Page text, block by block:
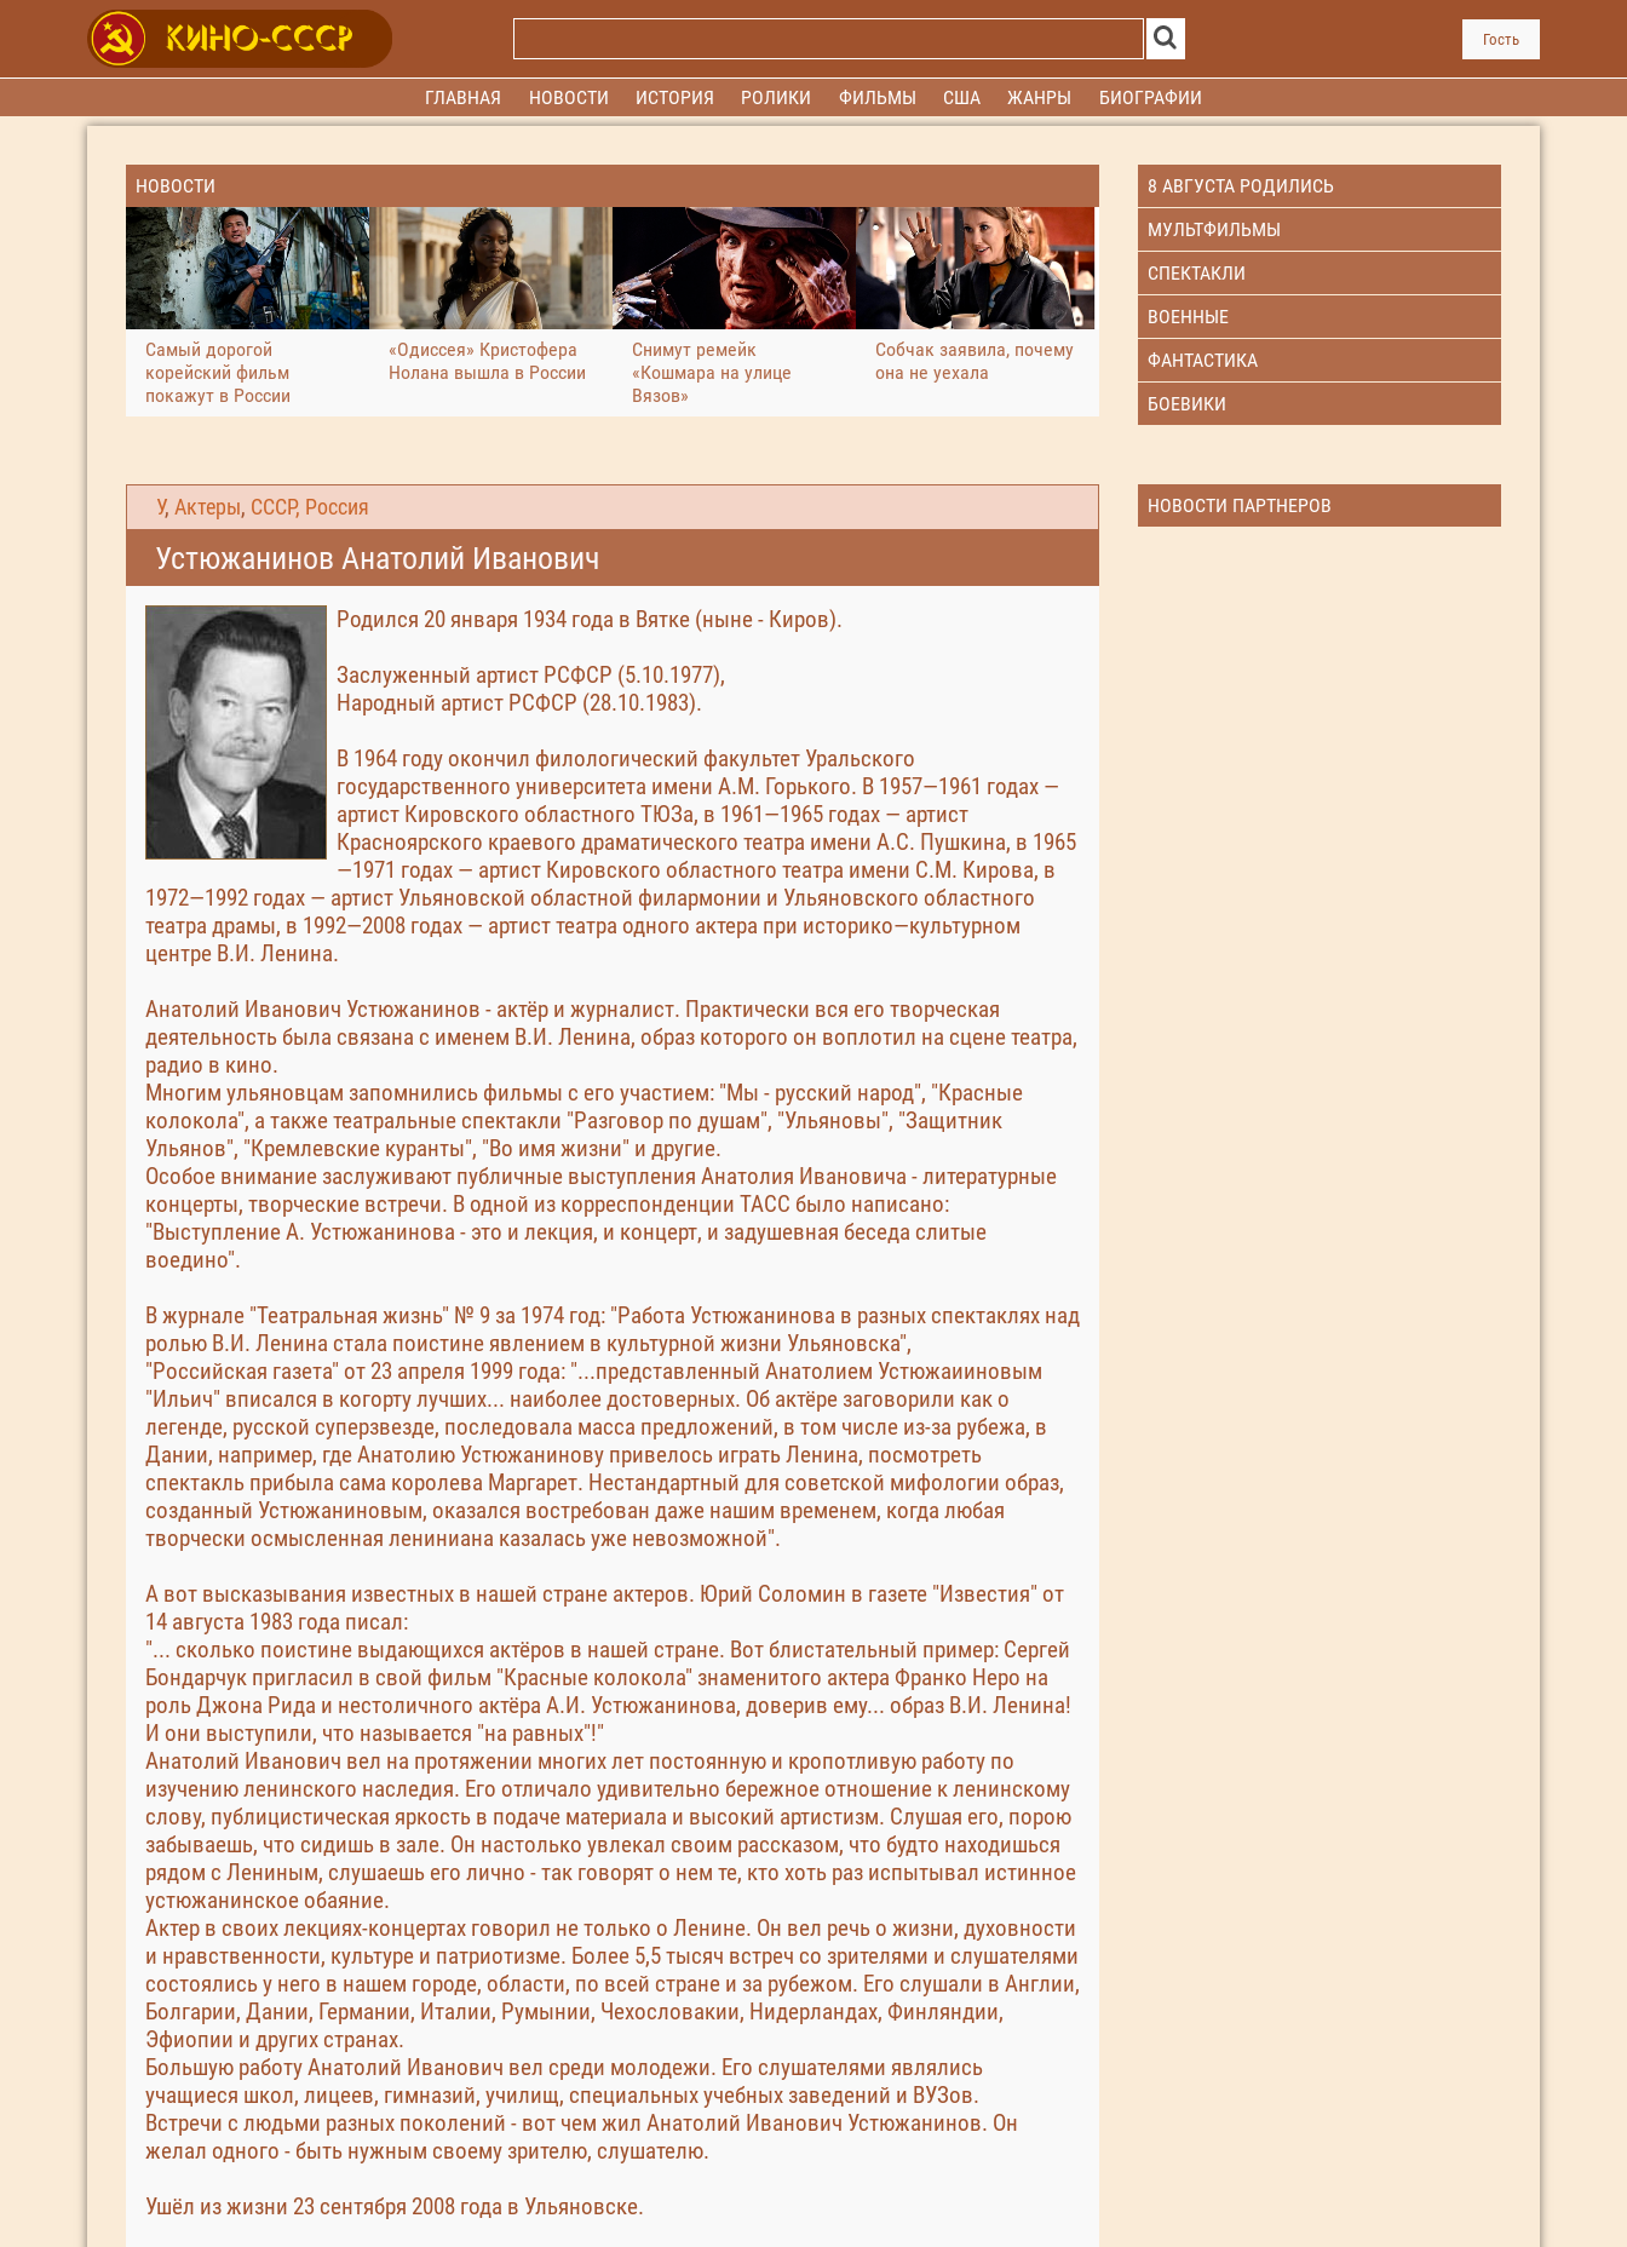
Гость
ГЛАВНАЯ НОВОСТИ ИСТОРИЯ РОЛИКИ ФИЛЬМЫ США ЖАНРЫ БИОГРАФИИ
НОВОСТИ
Самый дорогой
корейский фильм
покажут в России
«Одиссея» Кристофера
Нолана вышла в России
Снимут ремейк
«Кошмара на улице
Вязов»
Собчак заявила, почему
она не уехала
8 АВГУСТА РОДИЛИСЬ
МУЛЬТФИЛЬМЫ
СПЕКТАКЛИ
ВОЕННЫЕ
ФАНТАСТИКА
БОЕВИКИ
У, Актеры, СССР, Россия
Устюжанинов Анатолий Иванович
Родился 20 января 1934 года в Вятке (ныне - Киров).
Заслуженный артист РСФСР (5.10.1977),
Народный артист РСФСР (28.10.1983).
В 1964 году окончил филологический факультет Уральского
государственного университета имени А.М. Горького. В 1957—1961 годах —
артист Кировского областного ТЮЗа, в 1961—1965 годах — артист
Красноярского краевого драматического театра имени А.С. Пушкина, в 1965
—1971 годах — артист Кировского областного театра имени С.М. Кирова, в
1972—1992 годах — артист Ульяновской областной филармонии и Ульяновского областного
театра драмы, в 1992—2008 годах — артист театра одного актера при историко—культурном
центре В.И. Ленина.
Анатолий Иванович Устюжанинов - актёр и журналист. Практически вся его творческая
деятельность была связана с именем В.И. Ленина, образ которого он воплотил на сцене театра,
радио в кино.
Многим ульяновцам запомнились фильмы с его участием: "Мы - русский народ", "Красные
колокола", а также театральные спектакли "Разговор по душам", "Ульяновы", "Защитник
Ульянов", "Кремлевские куранты", "Во имя жизни" и другие.
Особое внимание заслуживают публичные выступления Анатолия Ивановича - литературные
концерты, творческие встречи. В одной из корреспонденции ТАСС было написано:
"Выступление А. Устюжанинова - это и лекция, и концерт, и задушевная беседа слитые
воедино".
В журнале "Театральная жизнь" № 9 за 1974 год: "Работа Устюжанинова в разных спектаклях над
ролью В.И. Ленина стала поистине явлением в культурной жизни Ульяновска",
"Российская газета" от 23 апреля 1999 года: "...представленный Анатолием Устюжаииновым
"Ильич" вписался в когорту лучших... наиболее достоверных. Об актёре заговорили как о
легенде, русской суперзвезде, последовала масса предложений, в том числе из-за рубежа, в
Дании, например, где Анатолию Устюжанинову привелось играть Ленина, посмотреть
спектакль прибыла сама королева Маргарет. Нестандартный для советской мифологии образ,
созданный Устюжаниновым, оказался востребован даже нашим временем, когда любая
творчески осмысленная лениниана казалась уже невозможной".
А вот высказывания известных в нашей стране актеров. Юрий Соломин в газете "Известия" от
14 августа 1983 года писал:
"... сколько поистине выдающихся актёров в нашей стране. Вот блистательный пример: Сергей
Бондарчук пригласил в свой фильм "Красные колокола" знаменитого актера Франко Неро на
роль Джона Рида и нестоличного актёра А.И. Устюжанинова, доверив ему... образ В.И. Ленина!
И они выступили, что называется "на равных"!"
Анатолий Иванович вел на протяжении многих лет постоянную и кропотливую работу по
изучению ленинского наследия. Его отличало удивительно бережное отношение к ленинскому
слову, публицистическая яркость в подаче материала и высокий артистизм. Слушая его, порою
забываешь, что сидишь в зале. Он настолько увлекал своим рассказом, что будто находишься
рядом с Лениным, слушаешь его лично - так говорят о нем те, кто хоть раз испытывал истинное
устюжанинское обаяние.
Актер в своих лекциях-концертах говорил не только о Ленине. Он вел речь о жизни, духовности
и нравственности, культуре и патриотизме. Более 5,5 тысяч встреч со зрителями и слушателями
состоялись у него в нашем городе, области, по всей стране и за рубежом. Его слушали в Англии,
Болгарии, Дании, Германии, Италии, Румынии, Чехословакии, Нидерландах, Финляндии,
Эфиопии и других странах.
Большую работу Анатолий Иванович вел среди молодежи. Его слушателями являлись
учащиеся школ, лицеев, гимназий, училищ, специальных учебных заведений и ВУЗов.
Встречи с людьми разных поколений - вот чем жил Анатолий Иванович Устюжанинов. Он
желал одного - быть нужным своему зрителю, слушателю.
Ушёл из жизни 23 сентября 2008 года в Ульяновске.
НОВОСТИ ПАРТНЕРОВ